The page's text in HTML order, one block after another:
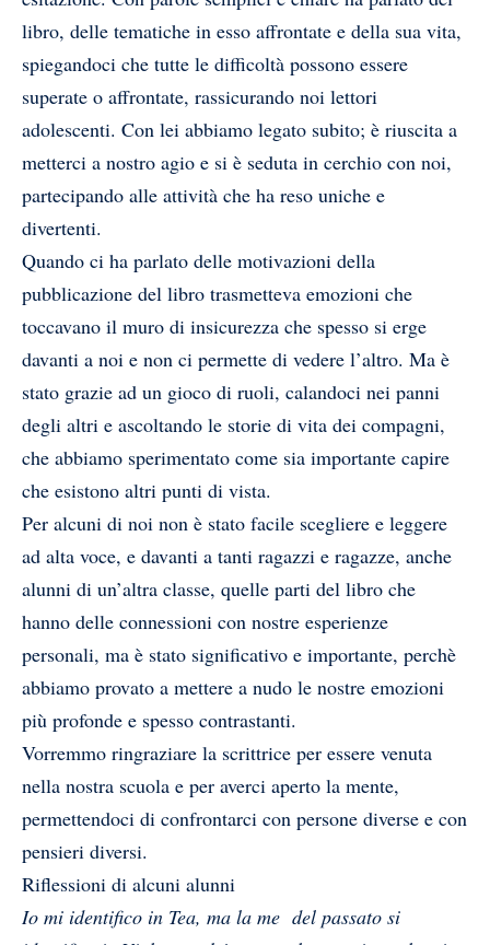
libro, delle tematiche in esso affrontate e della sua vita,
spiegandoci che tutte le difficoltà possono essere
superate o affrontate, rassicurando noi lettori
adolescenti. Con lei abbiamo legato subito; è riuscita a
metterci a nostro agio e si è seduta in cerchio con noi,
partecipando alle attività che ha reso uniche e
divertenti.
Quando ci ha parlato delle motivazioni della
pubblicazione del libro trasmetteva emozioni che
toccavano il muro di insicurezza che spesso si erge
davanti a noi e non ci permette di vedere l’altro. Ma è
stato grazie ad un gioco di ruoli, calandoci nei panni
degli altri e ascoltando le storie di vita dei compagni,
che abbiamo sperimentato come sia importante capire
che esistono altri punti di vista.
Per alcuni di noi non è stato facile scegliere e leggere
ad alta voce, e davanti a tanti ragazzi e ragazze, anche
alunni di un’altra classe, quelle parti del libro che
hanno delle connessioni con nostre esperienze
personali, ma è stato significativo e importante, perchè
abbiamo provato a mettere a nudo le nostre emozioni
più profonde e spesso contrastanti.
Vorremmo ringraziare la scrittrice per essere venuta
nella nostra scuola e per averci aperto la mente,
permettendoci di confrontarci con persone diverse e con
pensieri diversi.
Riflessioni di alcuni alunni
Io mi identifico in Tea, ma la me del passato si